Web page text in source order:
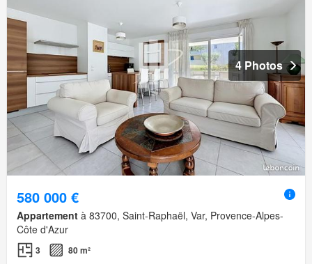
4 Photos
580 000 €
Appartement à 83700, Saint-Raphaël, Var, Provence-Alpes-
Côte d'Azur
3 80 m²